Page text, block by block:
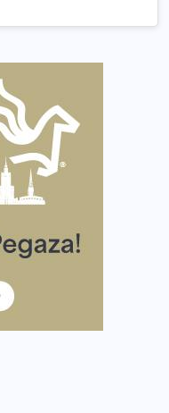
maratonów w
Polski
w historii.
dla Bohaterów!
w bieganiu?
warto włączyć do
weekend z
Warszawskiego.